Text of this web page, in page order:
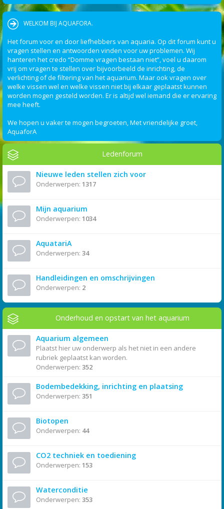
WELKOM BIJ AQUAFORA.
Het forum voor en door liefhebbers van aquaria. Op dit forum kunt u
vragen stellen en antwoorden vinden voor uw problemen. Wij
hanteren het credo “Domme vragen bestaan niet”, voel u daarom
vrij om vragen te stellen over bijvoorbeeld de inrichting, de
verlichting of de filtering van het aquarium. Maar ook vragen over
welke vissen wel en welke vissen niet bij elkaar geplaatst kunnen
worden mogen gesteld worden. Er is altijd wel iemand die er ervaring
mee heeft.
We hopen u vaker te mogen begroeten, Met vriendelijke groet,
AquaforA
Ledenforum
Nieuwe leden stellen zich voor
Onderwerpen: 1317
Mijn aquarium
Onderwerpen: 1034
AquatariA
Onderwerpen: 34
Handleidingen en omschrijvingen
Onderwerpen: 2
Onderhoud en opstart van het aquarium
Aquarium algemeen
Plaatst hier uw onderwerp als het niet in een andere
rubriek geplaatst kan worden.
Onderwerpen: 352
Bodembedekking, inrichting en plaatsing
Onderwerpen: 351
Biotopen
Onderwerpen: 44
CO2 techniek en toediening
Onderwerpen: 153
Waterconditie
Onderwerpen: 353